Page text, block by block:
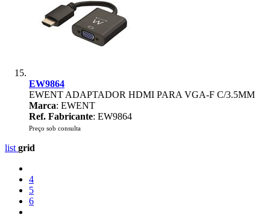
EW9864
EWENT ADAPTADOR HDMI PARA VGA-F C/3.5MM
Marca: EWENT
Ref. Fabricante: EW9864
Preço sob consulta
list grid
4
5
6